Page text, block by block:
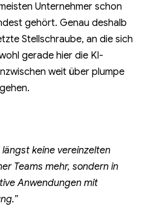
Unternehmer schon
gehört. Genau deshalb
Stellschraube, an die sich
gerade hier die KI-
weit über plumpe
Teams mehr, sondern in
Anwendungen mit